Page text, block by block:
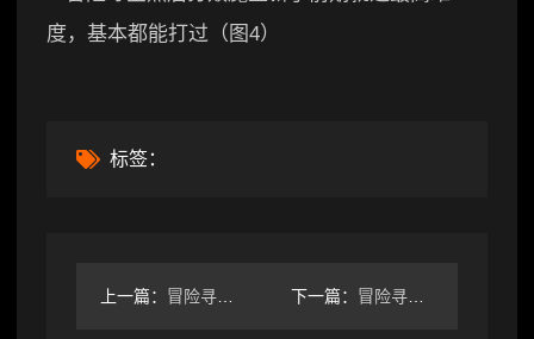
标签：
上一篇： 冒险寻宝然后打败魔王趁炸服正好发下刚玩的心得。 下一篇： 冒险寻宝然后打败魔王新手避坑指南